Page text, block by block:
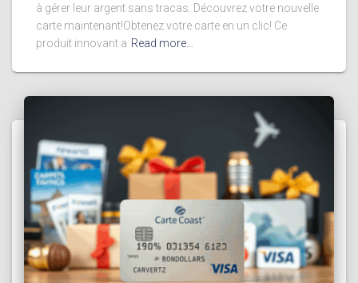
à gérer leur argent sans tracas. Découvrez votre nouvelle
carte maintenant!Obtenez votre carte en un clic! Ce
produit innovant a Read more…